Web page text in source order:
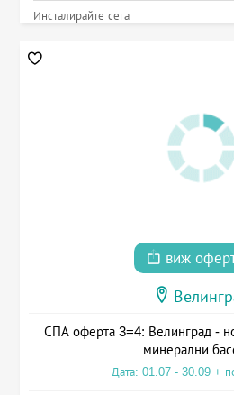
Инсталирайте сега
виж
СПА оферта 3=4: Велинград -
минерални
Дата: 01.07 - 30.09 +